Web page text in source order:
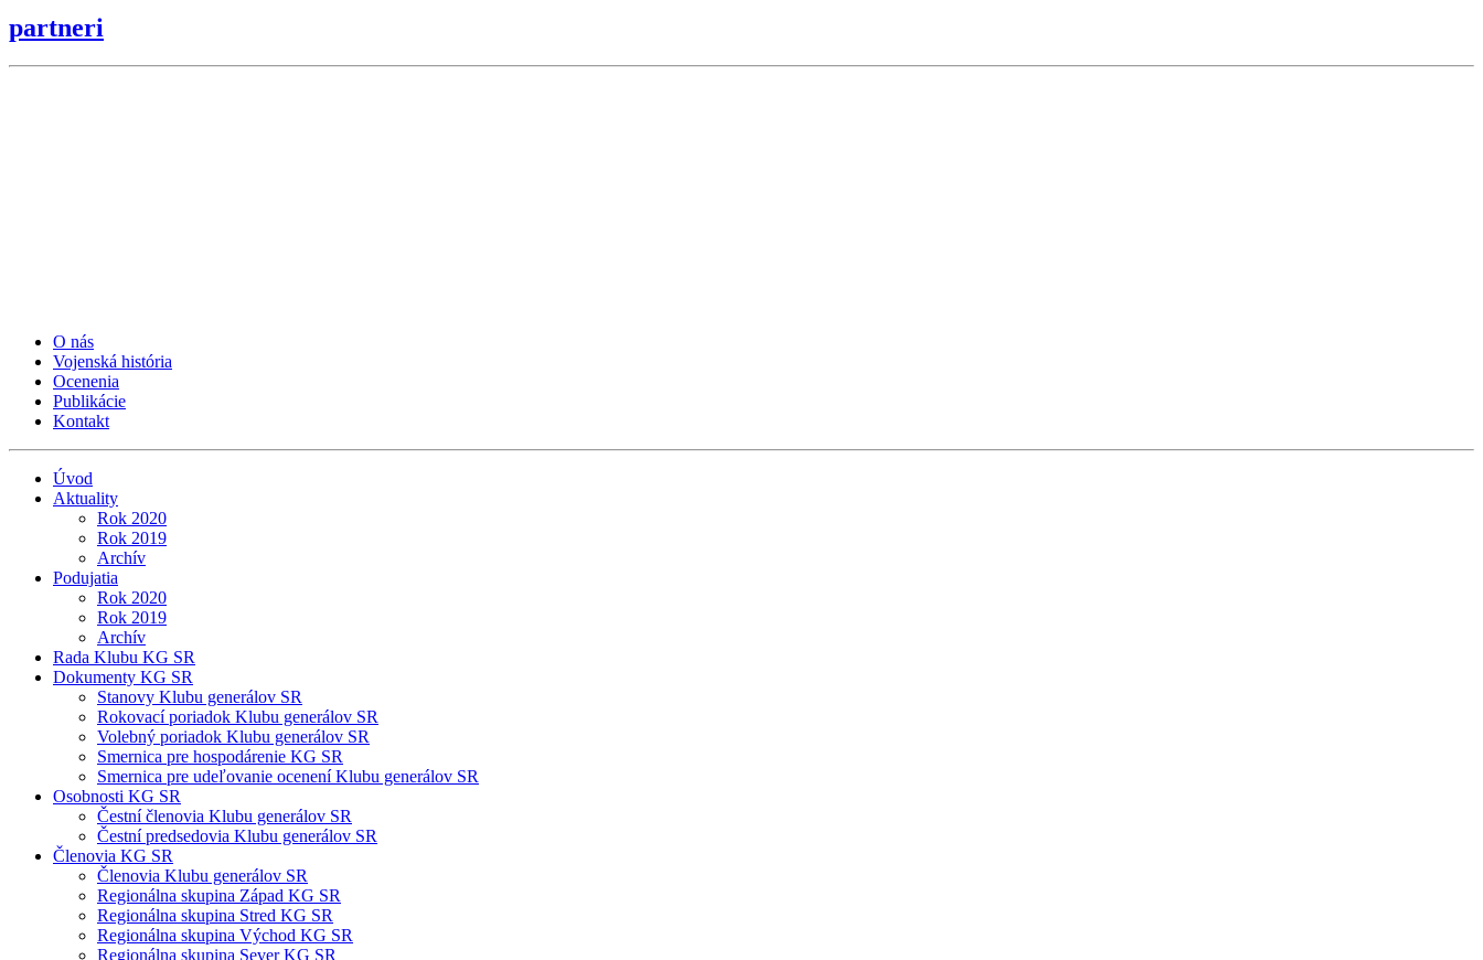
partneri
O nás
Vojenská história
Ocenenia
Publikácie
Kontakt
Úvod
Aktuality
Rok 2020
Rok 2019
Archív
Podujatia
Rok 2020
Rok 2019
Archív
Rada Klubu KG SR
Dokumenty KG SR
Stanovy Klubu generálov SR
Rokovací poriadok Klubu generálov SR
Volebný poriadok Klubu generálov SR
Smernica pre hospodárenie KG SR
Smernica pre udeľovanie ocenení Klubu generálov SR
Osobnosti KG SR
Čestní členovia Klubu generálov SR
Čestní predsedovia Klubu generálov SR
Členovia KG SR
Členovia Klubu generálov SR
Regionálna skupina Západ KG SR
Regionálna skupina Stred KG SR
Regionálna skupina Východ KG SR
Regionálna skupina Sever KG SR